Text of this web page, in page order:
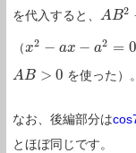
を代入すると、 AB2
AB2−
（x2 − ax − a2 = 0
x2−ax −a2=0
AB > 0
AB> 0 を使った）。
なお、後編部分は
とほぼ同じです。